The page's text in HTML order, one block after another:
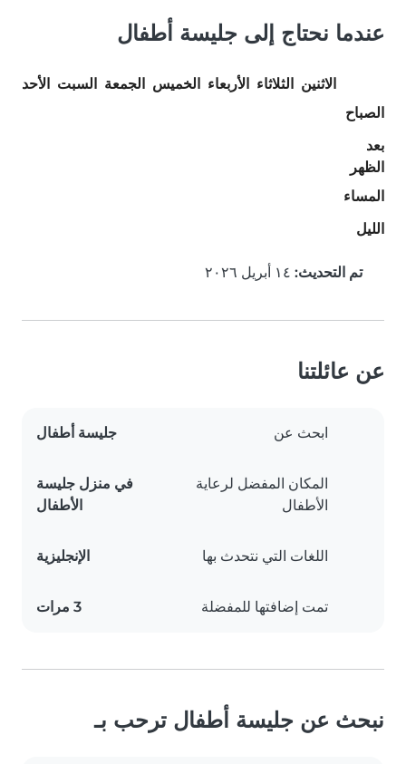
عندما نحتاج إلى جليسة أطفال
الاثنين الثلاثاء الأربعاء الخميس الجمعة السبت
الأحد
الصباح
بعد
الظهر
المساء
الليل
تم التحديث:
عن عائلتنا
ابحث عن جليسة أطفال
المكان المفضل لرعاية
الأطفال
في منزل جليسة
الأطفال
اللغات التي نتحدث بها الإنجليزية
تمت إضافتها للمفضلة 3 مرات
نبحث عن جليسة أطفال ترحب بـ